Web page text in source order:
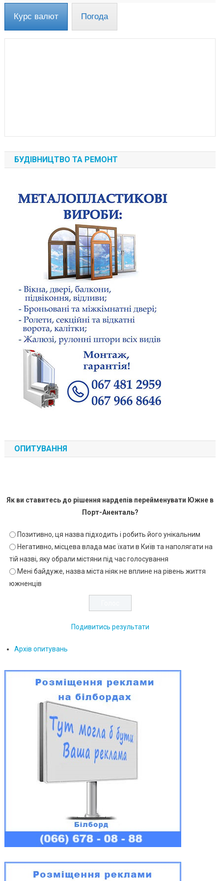
Курс валют Погода
БУДІВНИЦТВО ТА РЕМОНТ
ОПИТУВАННЯ
Як ви ставитесь до рішення нардепів перейменувати Южне в
Порт-Аненталь?
Позитивно, ця назва підходить і робить його унікальним
Негативно, місцева влада має їхати в Київ та наполягати на
тій назві, яку обрали містяни під час голосування
Мені байдуже, назва міста ніяк не вплине на рівень життя
южненців
Подивитись результати
Архів опитувань